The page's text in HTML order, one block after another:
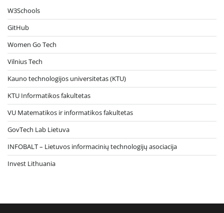
W3Schools
GitHub
Women Go Tech
Vilnius Tech
Kauno technologijos universitetas (KTU)
KTU Informatikos fakultetas
VU Matematikos ir informatikos fakultetas
GovTech Lab Lietuva
INFOBALT – Lietuvos informacinių technologijų asociacija
Invest Lithuania